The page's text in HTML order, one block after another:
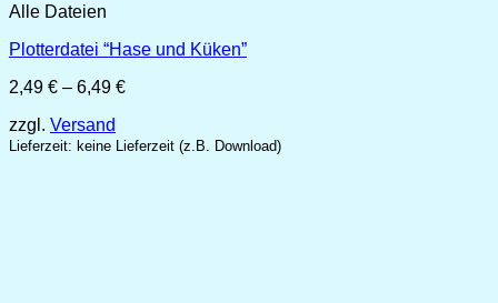
Alle Dateien
Plotterdatei “Hase und Küken”
2,49 € – 6,49 €Preisspanne:
6,49 €
zzgl. Versand
Lieferzeit: keine Lieferzeit (z.B. Download)